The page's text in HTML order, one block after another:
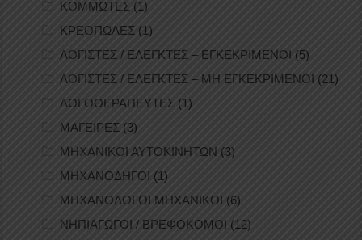
ΚΟΜΜΩΤΕΣ (1)
ΚΡΕΟΠΩΛΕΣ (1)
ΛΟΓΙΣΤΕΣ / ΕΛΕΓΚΤΕΣ – ΕΓΚΕΚΡΙΜΕΝΟΙ (5)
ΛΟΓΙΣΤΕΣ / ΕΛΕΓΚΤΕΣ – ΜΗ ΕΓΚΕΚΡΙΜΕΝΟΙ (21)
ΛΟΓΟΘΕΡΑΠΕΥΤΕΣ (1)
ΜΑΓΕΙΡΕΣ (3)
ΜΗΧΑΝΙΚΟΙ ΑΥΤΟΚΙΝΗΤΩΝ (3)
ΜΗΧΑΝΟΔΗΓΟΙ (1)
ΜΗΧΑΝΟΛΟΓΟΙ ΜΗΧΑΝΙΚΟΙ (6)
ΝΗΠΙΑΓΩΓΟΙ / ΒΡΕΦΟΚΟΜΟΙ (12)